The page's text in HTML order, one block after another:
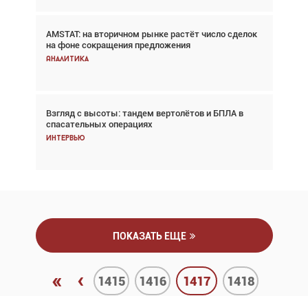
AMSTAT: на вторичном рынке растёт число сделок
на фоне сокращения предложения
Аналитика
Взгляд с высоты: тандем вертолётов и БПЛА в
спасательных операциях
Интервью
Проблемы с цепочками поставок сохраняются
Аналитика
Частный самолёт – это актив. Подходите к
покупке соответствующим образом
Интервью
ПОКАЗАТЬ ЕЩЕ
« ‹ 1415 1416 1417 1418